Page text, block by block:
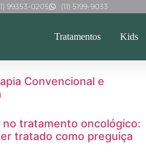
99353-0205 (11) 5199-9033
Tratamentos Kids
Convencional e
no tratamento oncológico:
tratado como preguiça